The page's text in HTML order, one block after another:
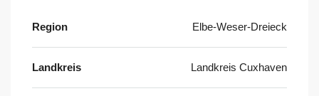
Region Elbe-Weser-Dreieck
Landkreis Landkreis Cuxhaven